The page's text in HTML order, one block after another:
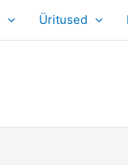
Üritused